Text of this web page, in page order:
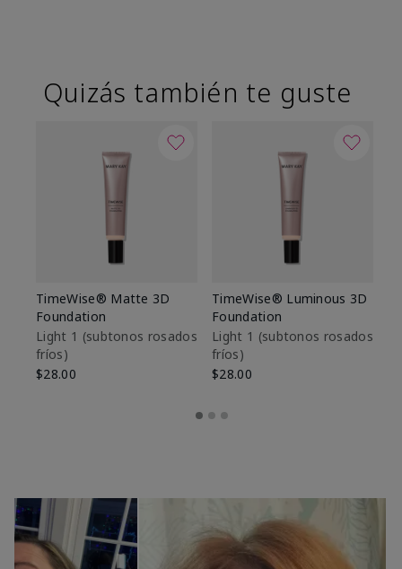
Quizás también te guste
TimeWise® Matte 3D
Foundation
Light 1​ (subtonos rosados
fríos)
$28.00
TimeWise® Luminous 3D
Foundation
Light 1​ (subtonos rosados
fríos)
$28.00